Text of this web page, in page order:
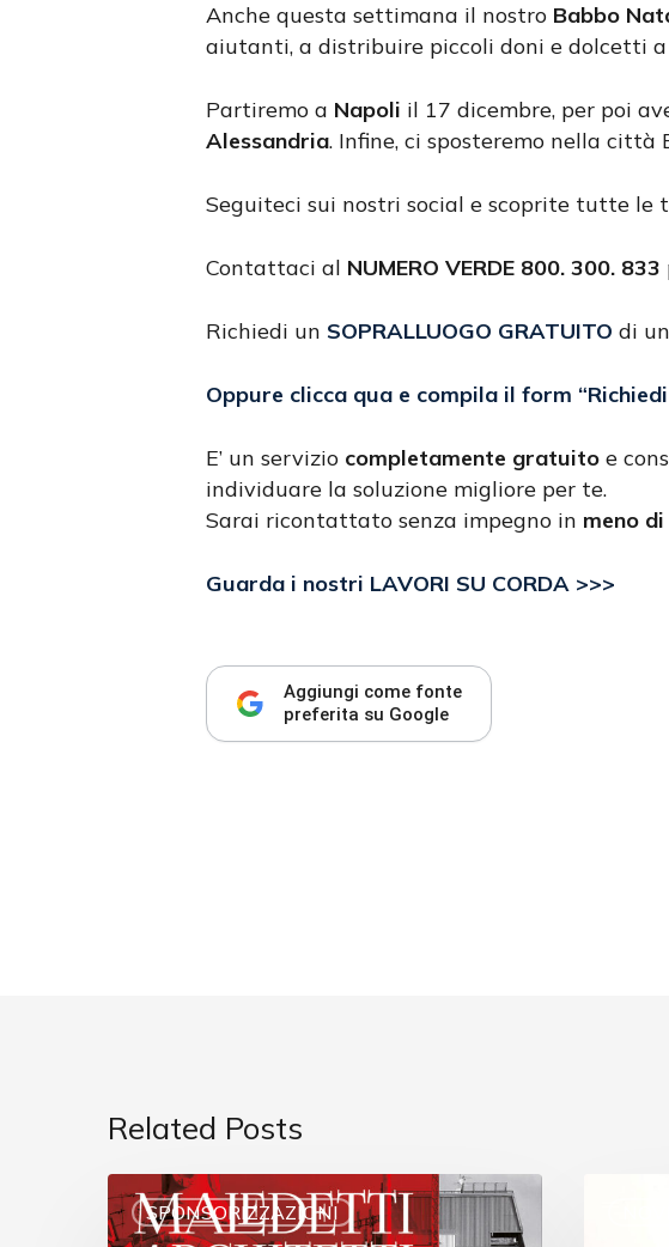
Anche questa settimana il nostro Babbo
aiutanti, a distribuire piccoli doni e dolcetti
Partiremo a Napoli il 17 dicembre, per poi
Alessandria. Infine, ci sposteremo nella
Seguiteci sui nostri social e scoprite tutte le
Contattaci al NUMERO VERDE 800. 300. 833
Richiedi un SOPRALLUOGO GRATUITO di
Oppure clicca qua e compila il form
E’ un servizio completamente gratuito e
individuare la soluzione migliore per te.
Sarai ricontattato senza impegno in meno
Guarda i nostri LAVORI SU CORDA >>>
Aggiungi come fonte
preferita su Google
Related Posts
SPONSORIZZAZIONI